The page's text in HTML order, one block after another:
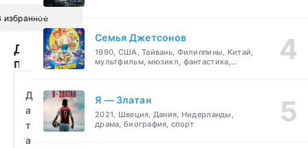
избранное
Друзья
по
(2022)
смотреть
бесплатно
Д
а
т
а
Семья Джетсонов
1990, США, Тайвань, Филиппины, Китай,
мультфильм, мюзикл, фантастика,
Я — Златан
2021, Швеция, Дания, Нидерланды,
драма, биография, спорт